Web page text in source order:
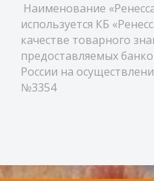
Наименование
используется КБ
качестве товарного
предоставляемых
России на
№3354